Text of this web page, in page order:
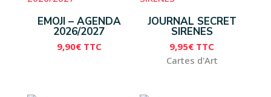
EMOJI – AGENDA
2026/2027
9,90€ TTC
JOURNAL SECRET
SIRENES
9,95€ TTC
Cartes d'Art